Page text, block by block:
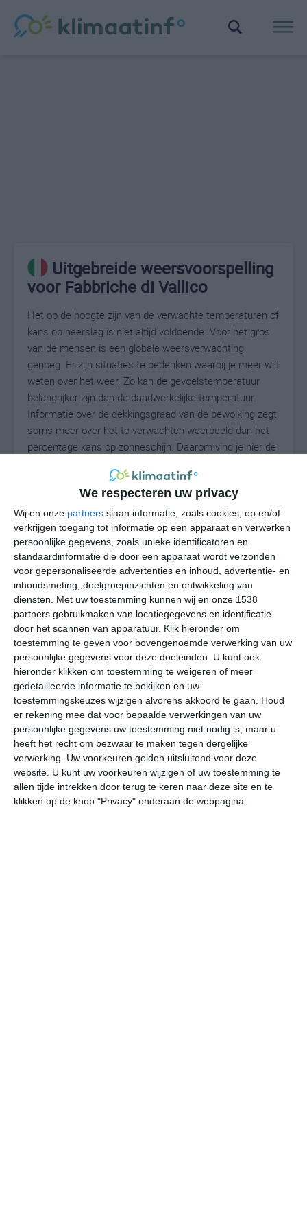
We respecteren uw privacy
Wij en onze partners slaan informatie, zoals cookies, op en/of
verkrijgen toegang tot informatie op een apparaat en verwerken
persoonlijke gegevens, zoals unieke identificatoren en
standaardinformatie die door een apparaat wordt verzonden
voor gepersonaliseerde advertenties en inhoud, advertentie- en
inhoudsmeting, doelgroepinzichten en ontwikkeling van
diensten. Met uw toestemming kunnen wij en onze 1538
partners gebruikmaken van locatiegegevens en identificatie
door het scannen van apparatuur. Klik hieronder om
toestemming te geven voor bovengenoemde verwerking van uw
persoonlijke gegevens voor deze doeleinden. U kunt ook
hieronder klikken om toestemming te weigeren of meer
gedetailleerde informatie te bekijken en uw
toestemmingskeuzes wijzigen alvorens akkoord te gaan. Houd
er rekening mee dat voor bepaalde verwerkingen van uw
persoonlijke gegevens uw toestemming niet nodig is, maar u
heeft het recht om bezwaar te maken tegen dergelijke
verwerking. Uw voorkeuren gelden uitsluitend voor deze
website. U kunt uw voorkeuren wijzigen of uw toestemming te
allen tijde intrekken door terug te keren naar deze site en te
klikken op de knop "Privacy" onderaan de webpagina.
Uitgebreide weersvoorspelling
voor Fabbriche di Vallico
Het op de hoogte zijn van de verwachte temperaturen of
kans op neerslag is niet altijd voldoende. Voor het gros
van de mensen is een globale weersverwachting
genoeg. Er zijn situaties te bedenken waarbij je meer wilt
weten over het weer. Zo kan de gevoelstemperatuur
belangrijker zijn dan de daadwerkelijke temperatuur.
Informatie over de dekkingsgraad van de bewolking zegt
soms meer over het te verwachten weerbeeld dan het
percentage kans op zonneschijn. Daarom vind je hier de
25°C
za
32° 18°
zo
33° 19°
ma
33° 20°
di
33° 20° 34°
29°C 32°C 31°C
11:00 14:00 17:00 20:00 23:00
11:00 14:00 17:00 20:00 23:00